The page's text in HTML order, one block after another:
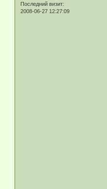
Последний визит:
2008-06-27 12:27:09